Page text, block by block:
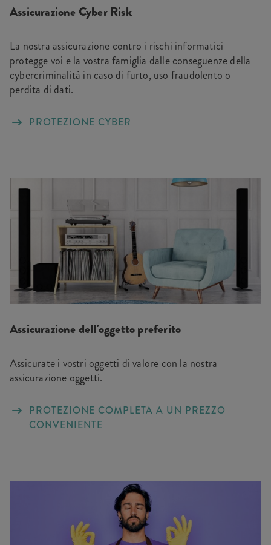
Assicurazione Cyber Risk
La nostra assicurazione contro i rischi informatici
protegge voi e la vostra famiglia dalle conseguenze della
cybercriminalità in caso di furto, uso fraudolento o
perdita di dati.
PROTEZIONE CYBER
Assicurazione dell'oggetto preferito
Assicurate i vostri oggetti di valore con la nostra
assicurazione oggetti.
PROTEZIONE COMPLETA A UN PREZZO
CONVENIENTE